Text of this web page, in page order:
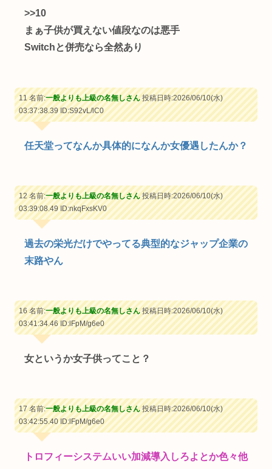
>>10
まぁ子供が買えない値段なのは悪手
Switchと併売なら全然あり
11 名前:一般よりも上級の名無しさん投稿日時:2026/06/10(水)
03:37:38.39ID:S92vL/lC0
任天堂ってなんか具体的になんか女優遇したんか？
12 名前:一般よりも上級の名無しさん投稿日時:2026/06/10(水)
03:39:08.49ID:nkqFxsKV0
過去の栄光だけでやってる典型的なジャップ企業の
末路やん
16 名前:一般よりも上級の名無しさん投稿日時:2026/06/10(水)
03:41:34.46ID:lFpM/g6e0
女というか女子供ってこと？
17 名前:一般よりも上級の名無しさん投稿日時:2026/06/10(水)
03:42:55.40ID:lFpM/g6e0
トロフィーシステムいい加減導入しろよとか色々他